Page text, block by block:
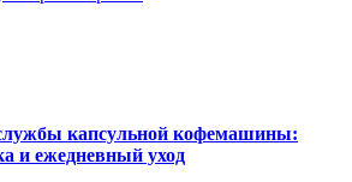
капсульной кофемашины:
и ежедневный уход